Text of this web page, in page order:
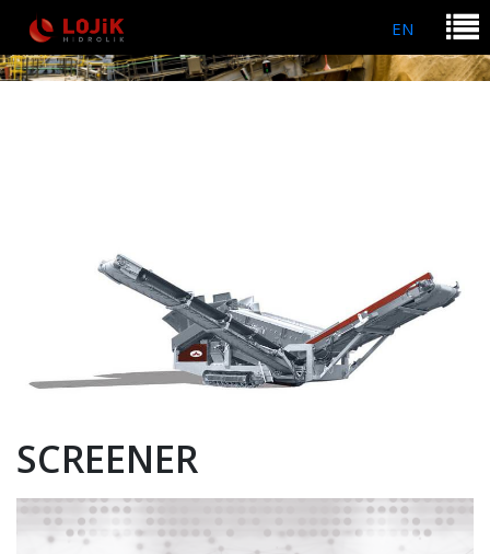
EN
SCREENER